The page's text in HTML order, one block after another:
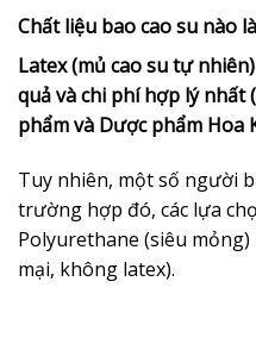
Chất liệu bao cao su nào
Latex (mủ cao su tự
quả và chi phí hợp lý nhất
phẩm và Dược phẩm Hoa
Tuy nhiên, một số người
trường hợp đó, các lựa
Polyurethane (siêu
mại, không latex).